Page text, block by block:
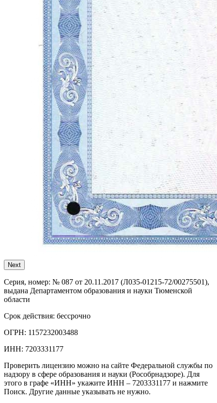
Next
Серия, номер: № 087 от 20.11.2017 (Л035-01215-72/00275501),
выдана Департаментом образования и науки Тюменской
области
Срок действия: бессрочно
ОГРН: 1157232003488
ИНН: 7203331177
Проверить лицензию можно на сайте Федеральной службы по
надзору в сфере образования и науки (Рособрнадзоре). Для
этого в графе «ИНН» укажите ИНН – 7203331177 и нажмите
Поиск. Другие данные указывать не нужно.